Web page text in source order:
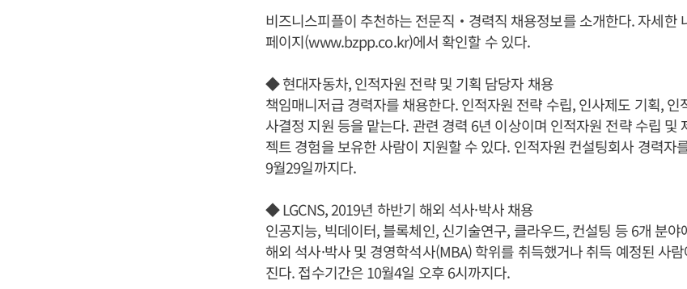
비즈니스피플이 추천하는 전문직‧경력직 채용정보를 소개한다. 자세한
페이지(www.bzpp.co.kr)에서 확인할 수 있다.
◆ 현대자동차, 인적자원 전략 및 기획 담당자 채용
책임매니저급 경력자를 채용한다. 인적자원 전략 수립, 인사제도 기획, 인
사결정 지원 등을 맡는다. 관련 경력 6년 이상이며 인적자원 전략 수립 및
젝트 경험을 보유한 사람이 지원할 수 있다. 인적자원 컨설팅회사 경력자
9월29일까지다.
◆ LGCNS, 2019년 하반기 해외 석사·박사 채용
인공지능, 빅데이터, 블록체인, 신기술연구, 클라우드, 컨설팅 등 6개 분
해외 석사·박사 및 경영학석사(MBA) 학위를 취득했거나 취득 예정된 사
진다. 접수기간은 10월4일 오후 6시까지다.